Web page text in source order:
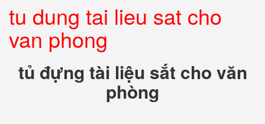
tu dung tai lieu sat cho
van phong
tủ đựng tài liệu sắt cho văn
phòng